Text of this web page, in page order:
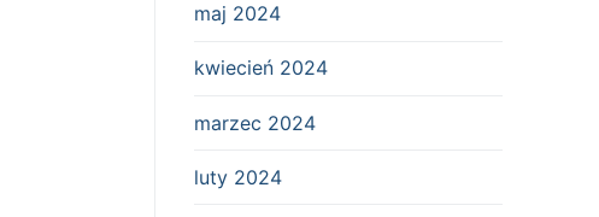
maj 2024
kwiecień 2024
marzec 2024
luty 2024